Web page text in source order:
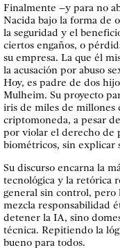
Finalmente –y para no
Nacida bajo la forma de
la seguridad y el
ciertos engaños, o
su empresa. La que él
la acusación por abuso
Hoy, es padre de dos
Mulheim. Su proyecto
iris de miles de millones
criptomoneda, a pesar
por violar el derecho de
biométricos, sin explicar
Su discurso encarna la
tecnológica y la retórica
general sin control, pero
mezcla responsabilidad
detener la IA, sino
técnica. Repitiendo la
bueno para todos.